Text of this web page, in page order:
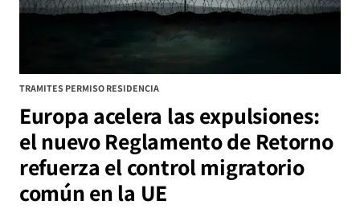
TRAMITES PERMISO RESIDENCIA
Europa acelera las expulsiones:
el nuevo Reglamento de Retorno
refuerza el control migratorio
común en la UE